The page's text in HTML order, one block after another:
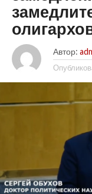
Автор: